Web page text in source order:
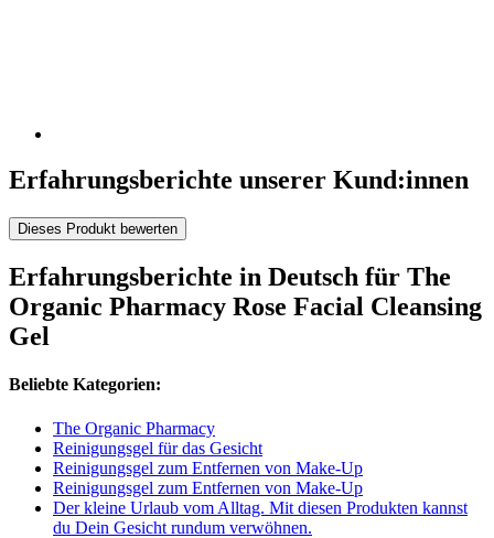
Erfahrungsberichte unserer Kund:innen
Dieses Produkt bewerten
Erfahrungsberichte in Deutsch für The
Organic Pharmacy Rose Facial Cleansing
Gel
Beliebte Kategorien:
The Organic Pharmacy
Reinigungsgel für das Gesicht
Reinigungsgel zum Entfernen von Make-Up
Reinigungsgel zum Entfernen von Make-Up
Der kleine Urlaub vom Alltag. Mit diesen Produkten kannst
du Dein Gesicht rundum verwöhnen.